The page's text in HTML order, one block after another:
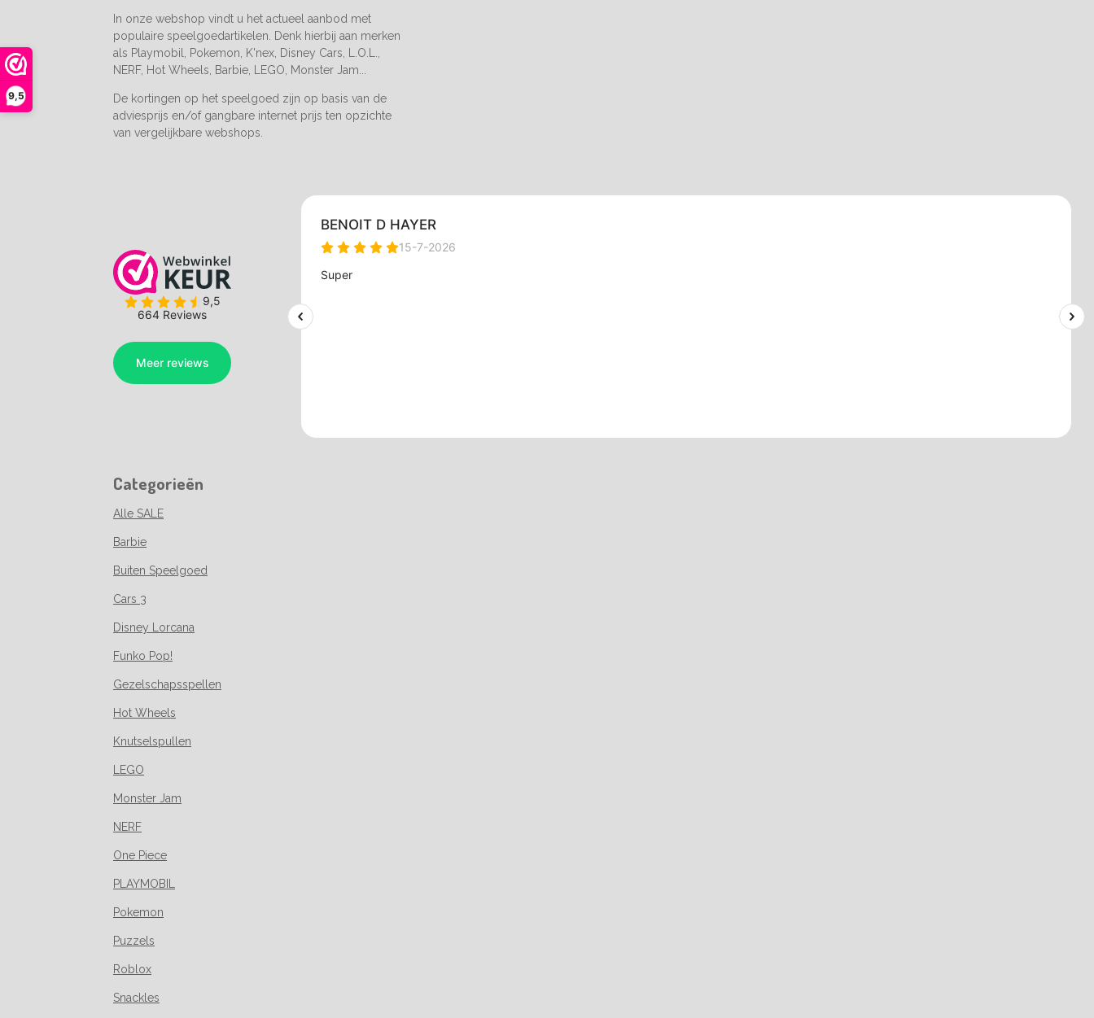
9,5
In onze webshop vindt u het actueel aanbod met
populaire speelgoedartikelen. Denk hierbij aan merken
als Playmobil, Pokemon, K'nex, Disney Cars, L.O.L.,
NERF, Hot Wheels, Barbie, LEGO, Monster Jam...
De kortingen op het speelgoed zijn op basis van de
adviesprijs en/of gangbare internet prijs ten opzichte
van vergelijkbare webshops.
Categorieën
Alle SALE
Barbie
Buiten Speelgoed
Cars 3
Disney Lorcana
Funko Pop!
Gezelschapsspellen
Hot Wheels
Knutselspullen
LEGO
Monster Jam
NERF
One Piece
PLAYMOBIL
Pokemon
Puzzels
Roblox
Snackles